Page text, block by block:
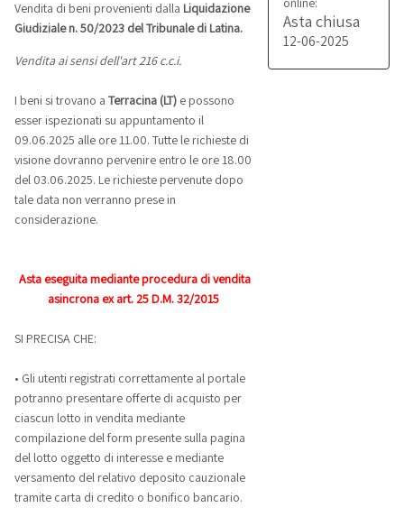
Asta chiusa
12-06-2025
Vendita di beni provenienti dalla Liquidazione
Giudiziale n. 50/2023 del Tribunale di Latina.
Vendita ai sensi dell'art 216 c.c.i.
I beni si trovano a Terracina (LT) e possono
esser ispezionati su appuntamento il
09.06.2025 alle ore 11.00. Tutte le richieste di
visione dovranno pervenire entro le ore 18.00
del 03.06.2025. Le richieste pervenute dopo
tale data non verranno prese in
considerazione.
Asta eseguita mediante procedura di vendita
asincrona ex art. 25 D.M. 32/2015
SI PRECISA CHE:
• Gli utenti registrati correttamente al portale
potranno presentare offerte di acquisto per
ciascun lotto in vendita mediante
compilazione del form presente sulla pagina
del lotto oggetto di interesse e mediante
versamento del relativo deposito cauzionale
tramite carta di credito o bonifico bancario.